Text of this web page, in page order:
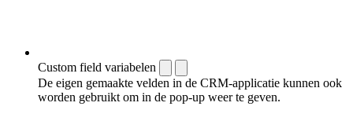
Custom field variabelen
De eigen gemaakte velden in de CRM-applicatie kunnen ook
worden gebruikt om in de pop-up weer te geven.